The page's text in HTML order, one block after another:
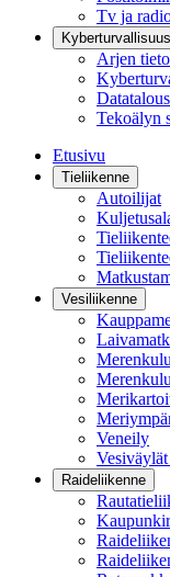
Tv ja
Arjen
Tekoälyn
Etusivu
Tieliikenne
Autoilijat
Vesiliikenne
Veneily
Raideliikenne